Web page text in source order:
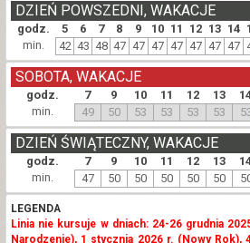
godz. 5 6 7 8 9 10 11 12 13 14
DZIEŃ POWSZEDNI, WAKACJE
min. 42 43 48 47 47 47 47 47 47 47
godz. 7 9 10 11 12 13
SOBOTA, WAKACJE
min. 49 50 53 53 53 53
godz. 7 9 10 11 12 13
DZIEŃ ŚWIĄTECZNY, WAKACJE
min. 47 50 50 50 50 50
LEGENDA
Linia nie kursuje w dniach: 24-26 grudnia
Narodzenie), 1 stycznia 2026 r. (Nowy Rok),